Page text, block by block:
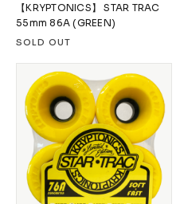
【KRYPTONICS】 STAR TRAC
55mm 86A (GREEN)
SOLD OUT